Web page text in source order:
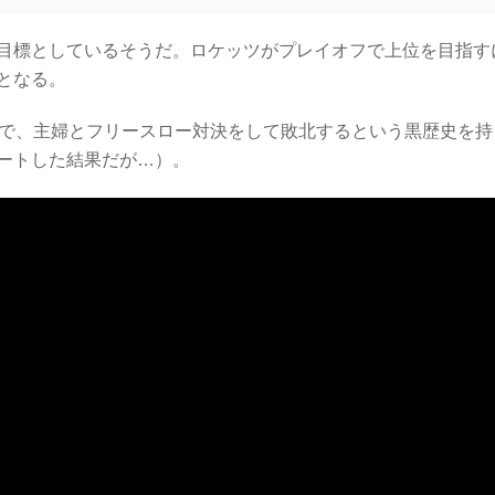
標としているそうだ。ロケッツがプレイオフで上位を目指す
なる。
、主婦とフリースロー対決をして敗北するという黒歴史を
トした結果だが…）。